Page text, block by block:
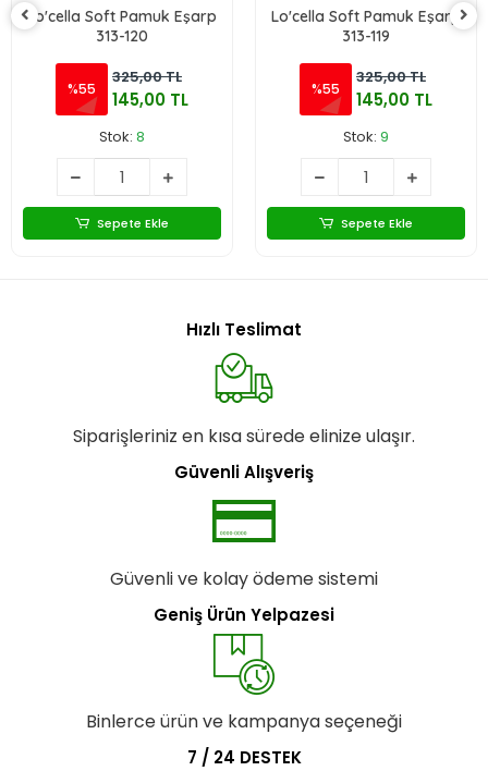
Lo'cella Soft Pamuk Eşarp
313-120
%55
325,00 TL
145,00 TL
Stok: 8
Sepete Ekle
Lo'cella Soft Pamuk Eşarp
313-119
%55
325,00 TL
145,00 TL
Stok: 9
Sepete Ekle
Hızlı Teslimat
Siparişleriniz en kısa sürede elinize ulaşır.
Güvenli Alışveriş
Güvenli ve kolay ödeme sistemi
Geniş Ürün Yelpazesi
Binlerce ürün ve kampanya seçeneği
7 / 24 DESTEK